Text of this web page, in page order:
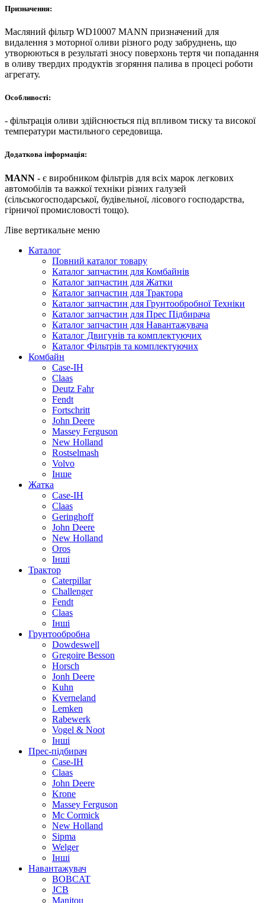
Призначення:
Масляний фільтр WD10007 MANN призначений для
видалення з моторної оливи різного роду забруднень, що
утворюються в результаті зносу поверхонь тертя чи попадання
в оливу твердих продуктів згоряння палива в процесі роботи
агрегату.
Особливості:
- фільтрація оливи здійснюється під впливом тиску та високої
температури мастильного середовища.
Додаткова інформація:
MANN - є виробником фільтрів для всіх марок легкових
автомобілів та важкої техніки різних галузей
(сільськогосподарської, будівельної, лісового господарства,
гірничої промисловості тощо).
Ліве вертикальне меню
Каталог
Повний каталог товару
Каталог запчастин для Комбайнів
Каталог запчастин для Жатки
Каталог запчастин для Трактора
Каталог запчастин для Грунтообробної Техніки
Каталог запчастин для Прес Підбирача
Каталог запчастин для Навантажувача
Каталог Двигунів та комплектуючих
Каталог Фільтрів та комплектуючих
Комбайн
Case-IH
Claas
Deutz Fahr
Fendt
Fortschritt
John Deere
Massey Ferguson
New Holland
Rostselmash
Volvo
Інше
Жатка
Case-IH
Claas
Geringhoff
John Deere
New Holland
Oros
Інші
Трактор
Caterpillar
Challenger
Fendt
Claas
Інші
Грунтообробна
Dowdeswell
Gregoire Besson
Horsch
Jonh Deere
Kuhn
Kverneland
Lemken
Rabewerk
Vogel & Noot
Інші
Прес-підбирач
Case-IH
Claas
John Deere
Krone
Massey Ferguson
Mc Cormick
New Holland
Sipma
Welger
Інші
Навантажувач
BOBCAT
JCB
Manitou